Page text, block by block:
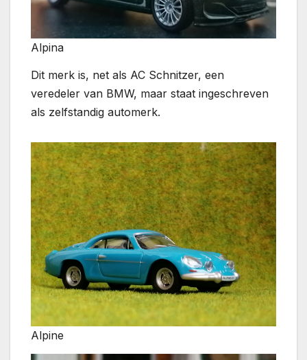
Alpina
Dit merk is, net als AC Schnitzer, een
veredeler van BMW, maar staat ingeschreven
als zelfstandig automerk.
Alpine